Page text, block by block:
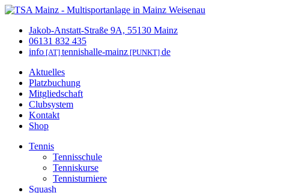
Jakob-Anstatt-Straße 9A, 55130 Mainz
06131 832 435
info [AT] tennishalle-mainz [PUNKT] de
Aktuelles
Platzbuchung
Mitgliedschaft
Clubsystem
Kontakt
Shop
Tennis
Tennisschule
Tenniskurse
Tennisturniere
Squash